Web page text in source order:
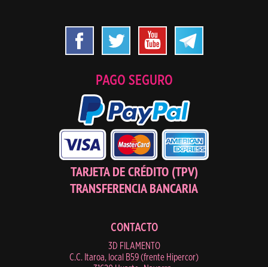
PAGO SEGURO
TARJETA DE CRÉDITO (TPV)
TRANSFERENCIA BANCARIA
CONTACTO
3D FILAMENTO
C.C. Itaroa, local B59 (frente Hipercor)